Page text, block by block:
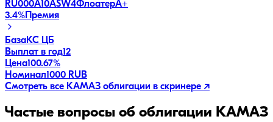
RU000A10ASW4ФлоатерA+
3.4%Премия
БазаКС ЦБ
Выплат в год12
Цена100.67%
Номинал1000 RUB
Смотреть все КАМАЗ облигации в скринере ↗
Частые вопросы об облигации КАМАЗ